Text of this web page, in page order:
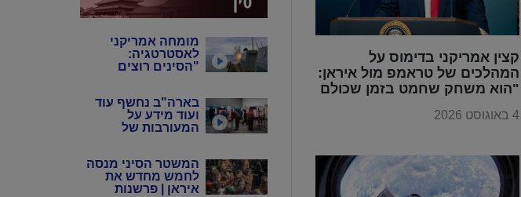
מומחה אמריקני
לאסטרטגיה:
"הסינים רוצים
בארה"ב נחשף עוד
ועוד מידע על
המעורבות של
המשטר הסיני מנסה
לחמש מחדש את
איראן | פרשנות
קצין אמריקני בדימוס על
המהלכים של טראמפ מול איראן:
"הוא משחק שחמט בזמן שכולם
4 באוגוסט 2026